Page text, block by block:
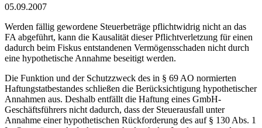
05.09.2007
Werden fällig gewordene Steuerbeträge pflichtwidrig nicht an das
FA abgeführt, kann die Kausalität dieser Pflichtverletzung für einen
dadurch beim Fiskus entstandenen Vermögensschaden nicht durch
eine hypothetische Annahme beseitigt werden.
Die Funktion und der Schutzzweck des in § 69 AO normierten
Haftungstatbestandes schließen die Berücksichtigung hypothetischer
Annahmen aus. Deshalb entfällt die Haftung eines GmbH-
Geschäftsführers nicht dadurch, dass der Steuerausfall unter
Annahme einer hypothetischen Rückforderung des auf § 130 Abs. 1